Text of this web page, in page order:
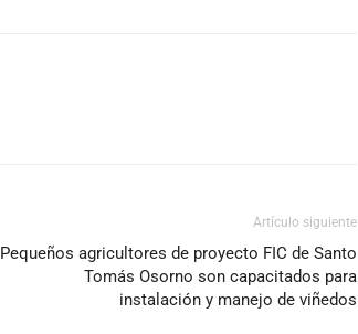
Artículo siguiente
Pequeños agricultores de proyecto FIC de Santo
Tomás Osorno son capacitados para
instalación y manejo de viñedos